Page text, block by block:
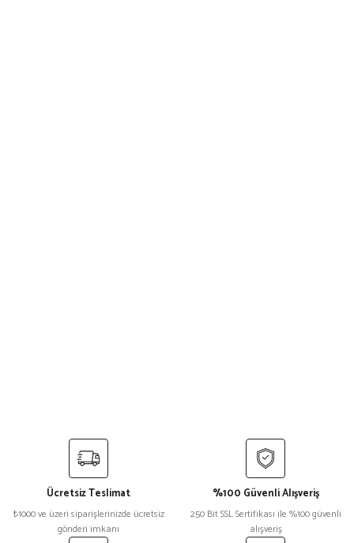
Ücretsiz Teslimat
₺1000 ve üzeri siparişlerinizde ücretsiz
gönderi imkanı
%100 Güvenli Alışveriş
250 Bit SSL Sertifikası ile %100 güvenli
alışveriş